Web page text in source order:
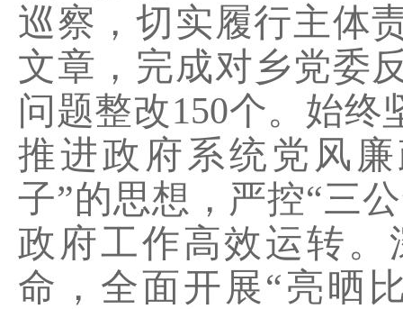
巡察，切实履行主体
文章，完成对乡党委
问题整改150个。始终
推进政府系统党风
子”的思想，严控“三
政府工作高效运转
命，全面开展“亮晒